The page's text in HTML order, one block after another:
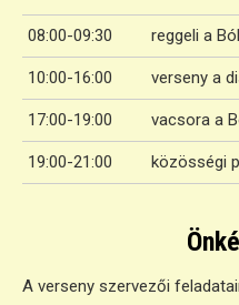
08:00-09:30 reggeli a
10:00-16:00 verseny a
17:00-19:00 vacsora a
19:00-21:00 közösségi
A verseny szervezői